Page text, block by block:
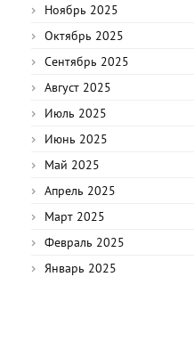
Ноябрь 2025
Октябрь 2025
Сентябрь 2025
Август 2025
Июль 2025
Июнь 2025
Май 2025
Апрель 2025
Март 2025
Февраль 2025
Январь 2025